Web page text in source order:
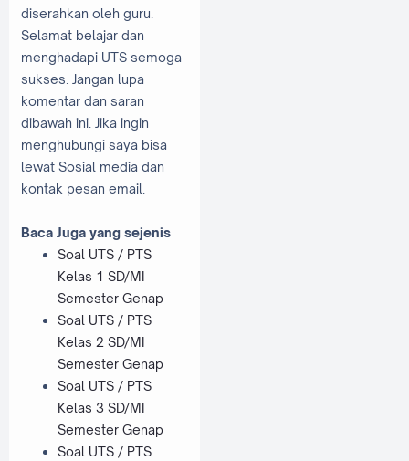
diserahkan oleh guru.
Selamat belajar dan
menghadapi UTS semoga
sukses. Jangan lupa
komentar dan saran
dibawah ini. Jika ingin
menghubungi saya bisa
lewat Sosial media dan
kontak pesan email.
Baca Juga yang sejenis
Soal UTS / PTS
Kelas 1 SD/MI
Semester Genap
Soal UTS / PTS
Kelas 2 SD/MI
Semester Genap
Soal UTS / PTS
Kelas 3 SD/MI
Semester Genap
Soal UTS / PTS